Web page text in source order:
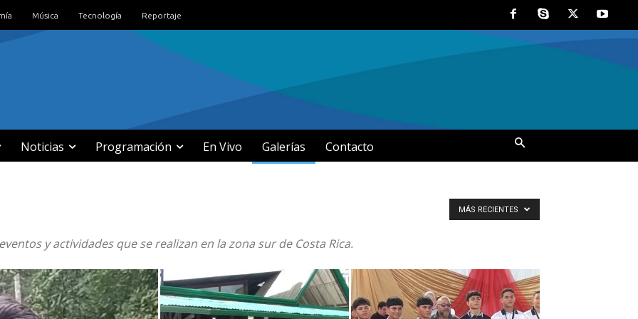
Música Tecnología Reportaje
Noticias Programación En Vivo Galerías Contacto
y actividades que se realizan en la zona sur de Costa Rica.
MÁS RECIENTES